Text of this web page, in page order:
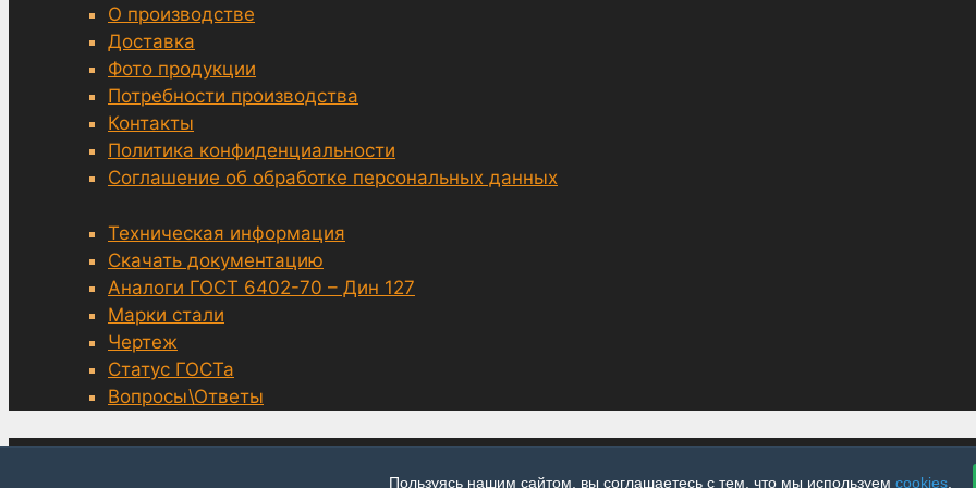
О производстве
Доставка
Фото продукции
Потребности производства
Контакты
Политика конфиденциальности
Соглашение об обработке персональных данных
Техническая информация
Скачать документацию
Аналоги ГОСТ 6402-70 – Дин 127
Марки стали
Чертеж
Статус ГОСТа
Вопросы\Ответы
Пользуясь нашим сайтом, вы соглашаетесь с тем, что мы используем cookies.